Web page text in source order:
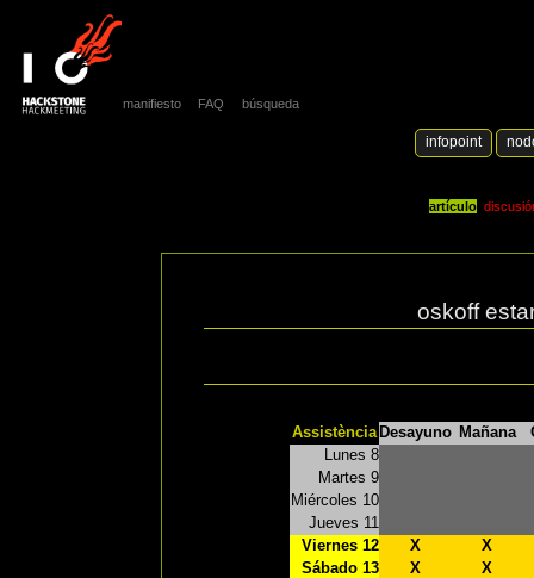
oskoff
Assistència Desayuno Mañana
Lunes 8
Martes 9
Miércoles 10
Jueves 11
Viernes 12
X
X
Sábado 13
X
X
artículo
manifiesto FAQ búsqueda
infopoint